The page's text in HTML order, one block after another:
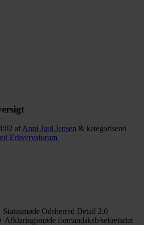
afAnni Juul Jensen & kategoriseret
Erhvervsforum
Odsherred Detail 2.0
Afklaringsmøde formandskab/sekretariat